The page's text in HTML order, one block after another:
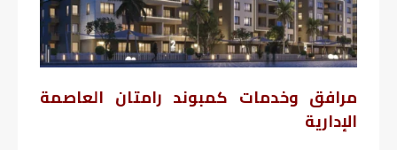
مرافق وخدمات كمبوند رامتان العاصمة
الإدارية